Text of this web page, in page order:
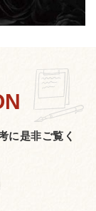
に是非ご覧く